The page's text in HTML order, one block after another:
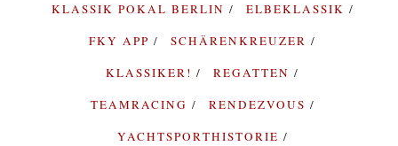
KLASSIK POKAL BERLIN
ELBEKLASSIK
FKY APP
SCHÄRENKREUZER
KLASSIKER!
REGATTEN
TEAMRACING
RENDEZVOUS
YACHTSPORTHISTORIE